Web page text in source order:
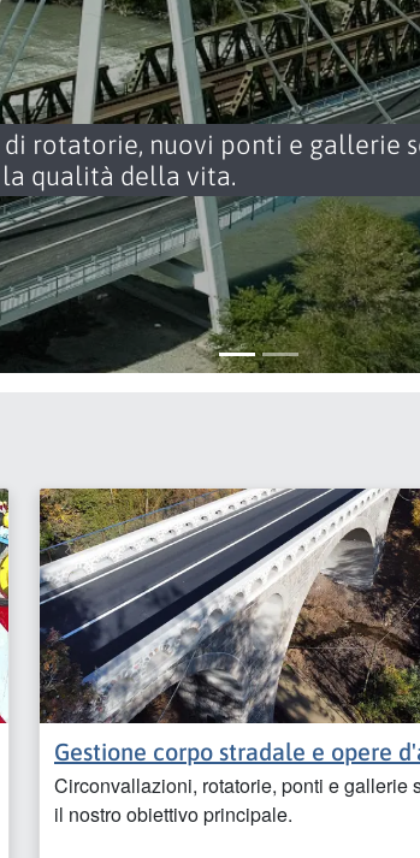
rotatorie, nuovi ponti e
qualità della vita.
Gestione corpo stradale e opere
Circonvallazioni, rotatorie, ponti e gallerie
il nostro obiettivo principale.